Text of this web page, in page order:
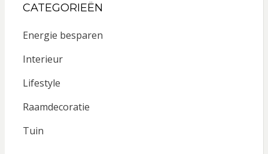
CATEGORIEËN
Energie besparen
Interieur
Lifestyle
Raamdecoratie
Tuin